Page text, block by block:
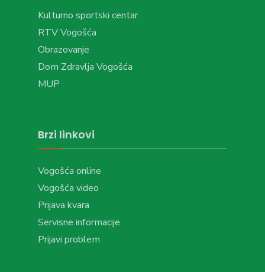
Kulturno sportski centar
RTV Vogošća
Obrazovanje
Dom Zdravlja Vogošća
MUP
Brzi linkovi
Vogošća online
Vogošća video
Prijava kvara
Servisne informacije
Prijavi problem